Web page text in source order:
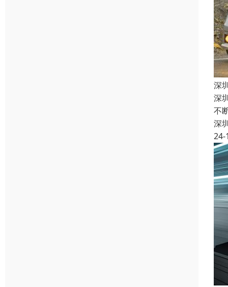
深
深
不
深
24-